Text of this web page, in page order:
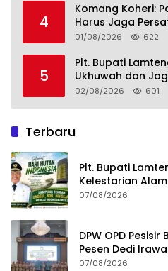
4
Komang Koheri:
Harus Jaga
Lampung Tengah
01/08/2026 622
5
Plt. Bupati
Ukhuwah dan
02/08/2026 601
Terbaru
Plt. Bupati
Kelestarian
Hutan Indonesia
07/08/2026
DPW OPD
Pesen Dedi
07/08/2026